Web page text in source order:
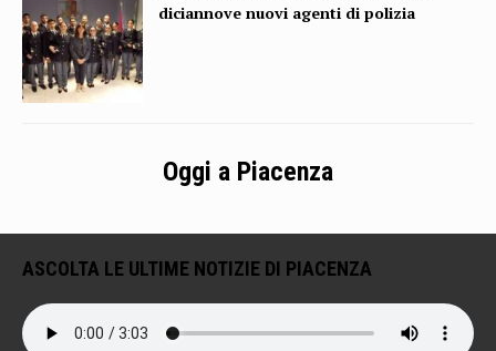
diciannove nuovi agenti di polizia
Oggi a Piacenza
ASCOLTA LE ULTIME NOTIZIE DI PIACENZA